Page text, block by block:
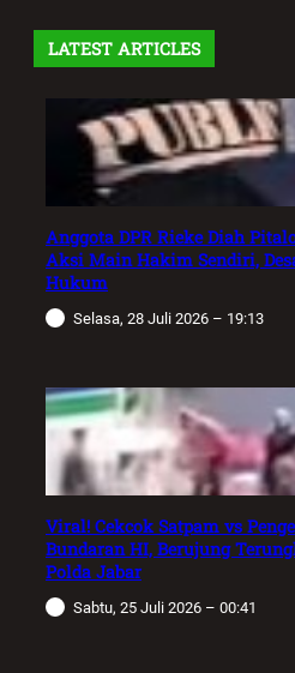
LATEST ARTICLES
Anggota DPR Rieke Diah
Aksi Main Hakim Sendiri,
Hukum
Selasa, 28 Juli 2026 – 19:13
Viral! Cekcok Satpam vs
Bundaran HI, Berujung
Polda Jabar
Sabtu, 25 Juli 2026 – 00:41